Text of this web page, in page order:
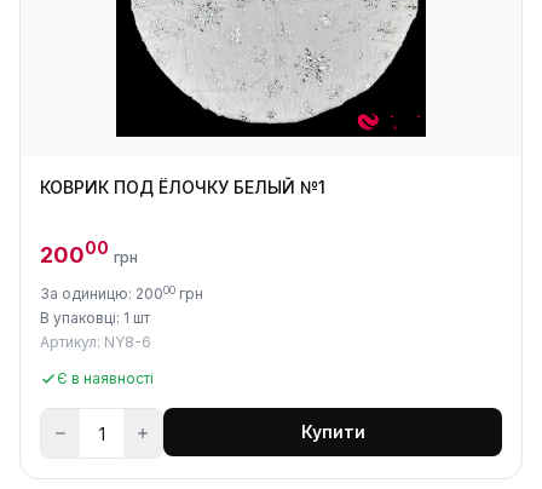
КОВРИК ПОД ЁЛОЧКУ БЕЛЫЙ №1
20000 грн
За одиницю: 20000 грн
В упаковці: 1 шт
Артикул: NY8-6
Є в наявності
Купити